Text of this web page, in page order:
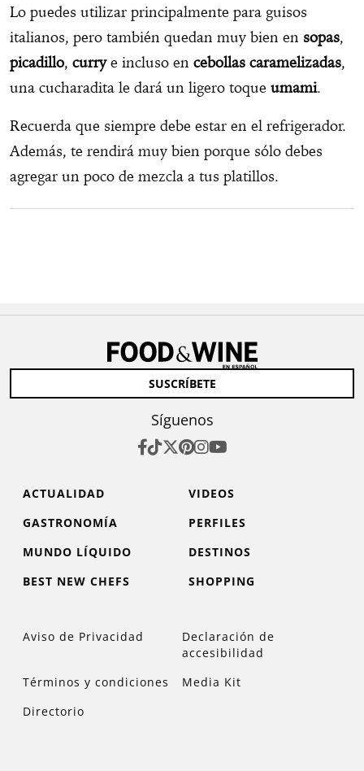
Lo puedes utilizar principalmente para guisos
italianos, pero también quedan muy bien en sopas,
picadillo, currye incluso en cebollas caramelizadas,
una cucharadita le dará un ligero toque umami.
Recuerda que siempre debe estar en el refrigerador.
Además, te rendirá muy bien porque sólo debes
agregar un poco de mezcla a tus platillos.
SUSCRÍBETE
Síguenos
ACTUALIDAD
VIDEOS
GASTRONOMÍA
PERFILES
MUNDO LÍQUIDO
DESTINOS
BEST NEW CHEFS
SHOPPING
Aviso de Privacidad
Declaración de
accesibilidad
Términos y condiciones
Media Kit
Directorio